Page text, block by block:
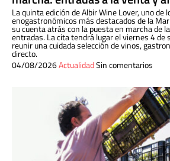
La quinta edición de Albir Wine Lover, uno de
enogastronómicos más destacados de la
su cuenta atrás con la puesta en marcha de
entradas. La cita tendrá lugar el viernes 4 de
reunir una cuidada selección de vinos,
directo.
04/08/2026ActualidadSin comentarios